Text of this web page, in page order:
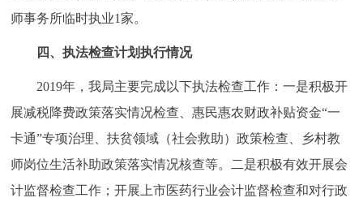
师事务所临时执业1家。
四、执法检查计划执行情况
2019年，我局主要完成以下执法检查工作：一是积极开
展减税降费政策落实情况检查、惠民惠农财政补贴资金“一
卡通”专项治理、扶贫领域（社会救助）政策检查、乡村教
师岗位生活补助政策落实情况核查等。二是积极有效开展会
计监督检查工作；开展上市医药行业会计监督检查和对行政